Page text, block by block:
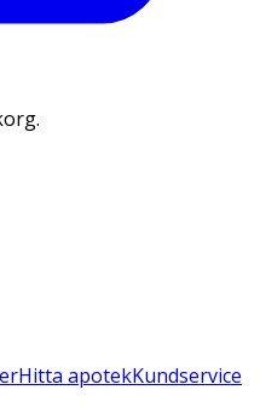
Hitta apotekKundservice